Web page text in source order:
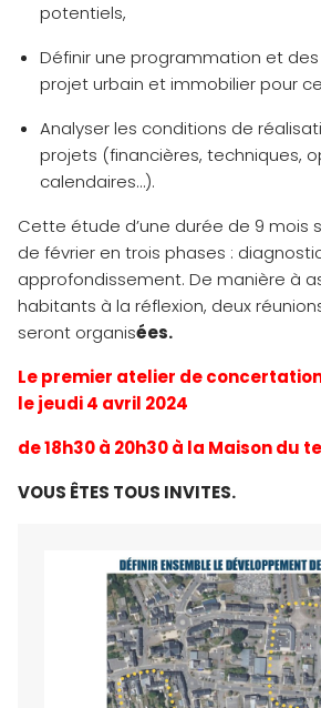
potentiels,
Définir une programmation et
projet urbain et immobilier pour
Analyser les conditions de
projets (financières, techniques,
calendaires…).
Cette étude d’une durée de 9 mois
de février en trois phases :
approfondissement. De manière à
habitants à la réflexion, deux
seront organisées.
Le premier atelier de
le jeudi 4 avril 2024
de 18h30 à 20h30 à la Maison du
VOUS ÊTES TOUS INVITES.